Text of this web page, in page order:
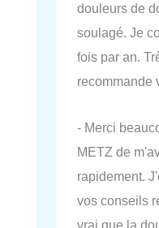
douleurs de
soulagé. Je
fois par an.
recommande
- Merci
METZ de
rapidement.
vos conseils
vrai que la